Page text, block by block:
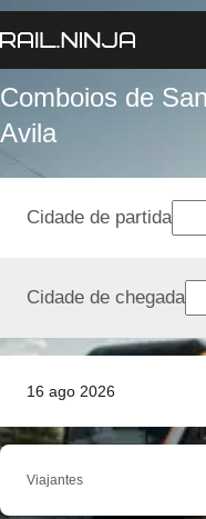
Comboios de
Avila
16 ago 2026
Cidade de partida
Cidade de chegada
Viajantes